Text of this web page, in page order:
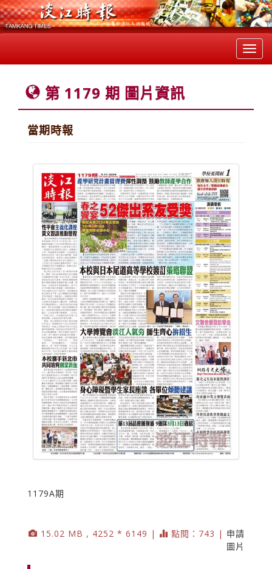
第 1179 期 圖片資訊
當期時報
1179A期
15.02 MB , 4252 * 6149 | 點閱：743 | 申請
圖片